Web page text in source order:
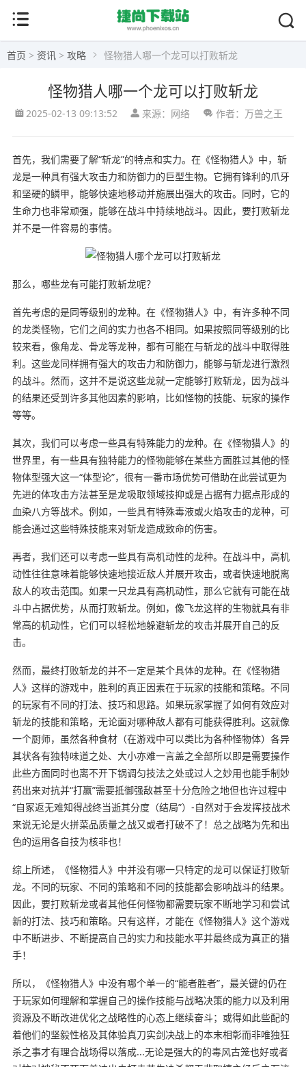
首页 > 资讯 > 攻略 怪物猎人哪一个龙可以打败斩龙
怪物猎人哪一个龙可以打败斩龙
2025-02-13 09:13:52 来源：网络 作者：万兽之王
首先，我们需要了解“斩龙”的特点和实力。在《怪物猎人》中，斩
龙是一种具有强大攻击力和防御力的巨型生物。它拥有锋利的爪牙
和坚硬的鳞甲，能够快速地移动并施展出强大的攻击。同时，它的
生命力也非常顽强，能够在战斗中持续地战斗。因此，要打败斩龙
并不是一件容易的事情。
那么，哪些龙有可能打败斩龙呢？
首先考虑的是同等级别的龙种。在《怪物猎人》中，有许多种不同
的龙类怪物，它们之间的实力也各不相同。如果按照同等级别的比
较来看，像角龙、骨龙等龙种，都有可能在与斩龙的战斗中取得胜
利。这些龙同样拥有强大的攻击力和防御力，能够与斩龙进行激烈
的战斗。然而，这并不是说这些龙就一定能够打败斩龙，因为战斗
的结果还受到许多其他因素的影响，比如怪物的技能、玩家的操作
等等。
其次，我们可以考虑一些具有特殊能力的龙种。在《怪物猎人》的
世界里，有一些具有独特能力的怪物能够在某些方面胜过其他的怪
物体型强大这一“体型论”，很有一番市场优势可借助在此尝试更为
先进的体攻击方法甚至是龙吸取领域技抑或是占据有力据点形成的
血染八方等战术。例如，一些具有特殊毒液或火焰攻击的龙种，可
能会通过这些特殊技能来对斩龙造成致命的伤害。
再者，我们还可以考虑一些具有高机动性的龙种。在战斗中，高机
动性往往意味着能够快速地接近敌人并展开攻击，或者快速地脱离
敌人的攻击范围。如果一只龙具有高机动性，那么它就有可能在战
斗中占据优势，从而打败斩龙。例如，像飞龙这样的生物就具有非
常高的机动性，它们可以轻松地躲避斩龙的攻击并展开自己的反
击。
然而，最终打败斩龙的并不一定是某个具体的龙种。在《怪物猎
人》这样的游戏中，胜利的真正因素在于玩家的技能和策略。不同
的玩家有不同的打法、技巧和思路。如果玩家掌握了如何有效应对
斩龙的技能和策略，无论面对哪种敌人都有可能获得胜利。这就像
一个厨师，虽然各种食材（在游戏中可以类比为各种怪物体）各异
其状各有独特味道之处、大小亦难一言盖之全部所以即是需要操作
此些方面同时也离不开下锅调匀技法之处或过人之妙用也能手制妙
药出来对抗并“打赢”需要抵御强敌甚至十分危险之地但也许过程中
“自冢返无难知得战终当逝其分度（结局”）-自然对于会发挥技战术
来说无论是火拼菜品质量之战又或者打破不了！总之战略为先和出
色的运用各自技为核非也！
综上所述，《怪物猎人》中并没有哪一只特定的龙可以保证打败斩
龙。不同的玩家、不同的策略和不同的技能都会影响战斗的结果。
因此，要打败斩龙或者其他任何怪物都需要玩家不断地学习和尝试
新的打法、技巧和策略。只有这样，才能在《怪物猎人》这个游戏
中不断进步、不断提高自己的实力和技能水平并最终成为真正的猎
手！
所以，《怪物猎人》中没有哪个单一的“能者胜者”，最关键的仍在
于玩家如何理解和掌握自己的操作技能与战略决策的能力以及利用
资源及不断改进优化之战略性的心态上继续奋斗；或得如此些配的
着他们的坚毅性格及其体验真刀实剑决战上的本末相彰而非唯独狂
杀之事才有理合战场得以落成...无论是强大的的毒风古笼也好或者